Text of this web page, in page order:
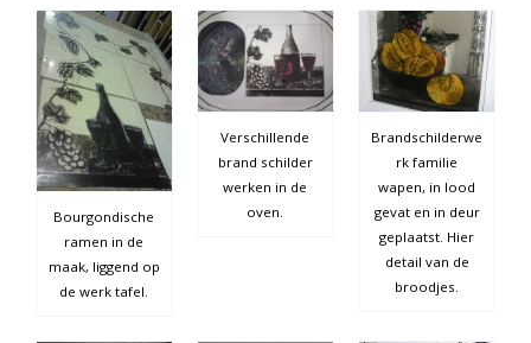
Bourgondische
ramen in de
maak, liggend op
de werk tafel.
Verschillende
brand schilder
werken in de
oven.
Brandschilderwe
rk familie
wapen, in lood
gevat en in deur
geplaatst. Hier
detail van de
broodjes.